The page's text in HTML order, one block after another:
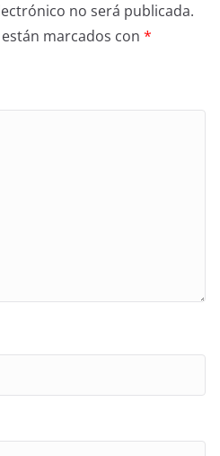
no será publicada.
marcados con *